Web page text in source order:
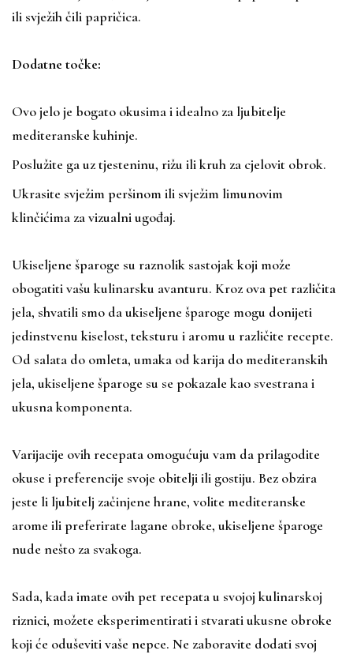
ili svježih čili papričica.
Dodatne točke:
Ovo jelo je bogato okusima i idealno za ljubitelje
mediteranske kuhinje.
Poslužite ga uz tjesteninu, rižu ili kruh za cjelovit obrok.
Ukrasite svježim peršinom ili svježim limunovim
klinčićima za vizualni ugođaj.
Ukiseljene šparoge su raznolik sastojak koji može
obogatiti vašu kulinarsku avanturu. Kroz ova pet različita
jela, shvatili smo da ukiseljene šparoge mogu donijeti
jedinstvenu kiselost, teksturu i aromu u različite recepte.
Od salata do omleta, umaka od karija do mediteranskih
jela, ukiseljene šparoge su se pokazale kao svestrana i
ukusna komponenta.
Varijacije ovih recepata omogućuju vam da prilagodite
okuse i preferencije svoje obitelji ili gostiju. Bez obzira
jeste li ljubitelj začinjene hrane, volite mediteranske
arome ili preferirate lagane obroke, ukiseljene šparoge
nude nešto za svakoga.
Sada, kada imate ovih pet recepata u svojoj kulinarskoj
riznici, možete eksperimentirati i stvarati ukusne obroke
koji će oduševiti vaše nepce. Ne zaboravite dodati svoj